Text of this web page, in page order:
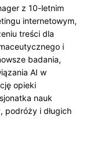
z 10-letnim
internetowym,
treści dla
i
badania,
AI w
opieki
nauk
podróży i długich